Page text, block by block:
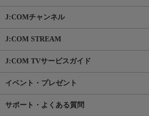
J:COMチャンネル
J:COM STREAM
J:COM TVサービスガイド
イベント・プレゼント
サポート・よくある質問